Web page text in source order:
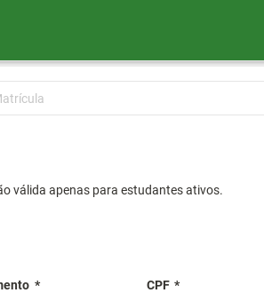
válida apenas para estudantes ativos.
* CPF *